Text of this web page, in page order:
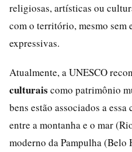
religiosas, artísticas ou
com o território, mesmo sem
expressivas.
Atualmente, a UNESCO
culturais como patrimônio
bens estão associados a
entre a montanha e o mar
moderno da Pampulha